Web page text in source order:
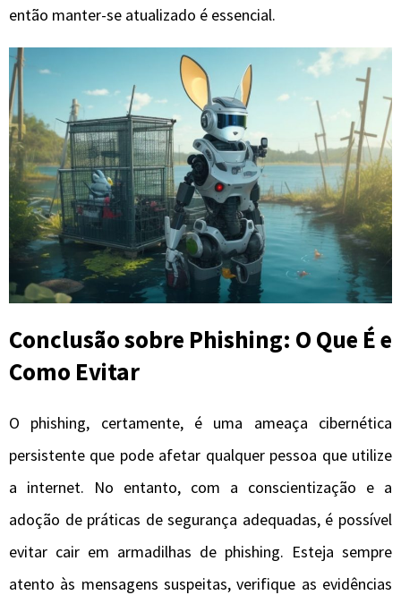
então manter-se atualizado é essencial.
Conclusão sobre Phishing: O Que É e
Como Evitar
O phishing, certamente, é uma ameaça cibernética
persistente que pode afetar qualquer pessoa que utilize
a internet. No entanto, com a conscientização e a
adoção de práticas de segurança adequadas, é possível
evitar cair em armadilhas de phishing. Esteja sempre
atento às mensagens suspeitas, verifique as evidências